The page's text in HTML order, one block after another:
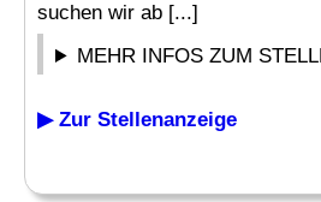
suchen wir ab [...]
MEHR INFOS ZUM
▶ Zur Stellenanzeige